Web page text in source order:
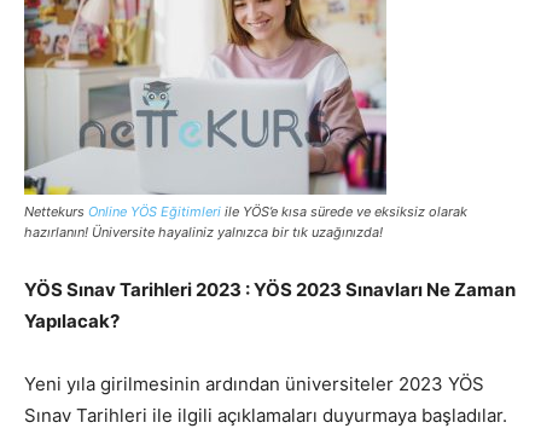
Nettekurs Online YÖS Eğitimleri ile YÖS’e kısa sürede ve eksiksiz olarak
hazırlanın! Üniversite hayaliniz yalnızca bir tık uzağınızda!
YÖS Sınav Tarihleri 2023 : YÖS 2023 Sınavları Ne Zaman
Yapılacak?
Yeni yıla girilmesinin ardından üniversiteler 2023 YÖS
Sınav Tarihleri ile ilgili açıklamaları duyurmaya başladılar.